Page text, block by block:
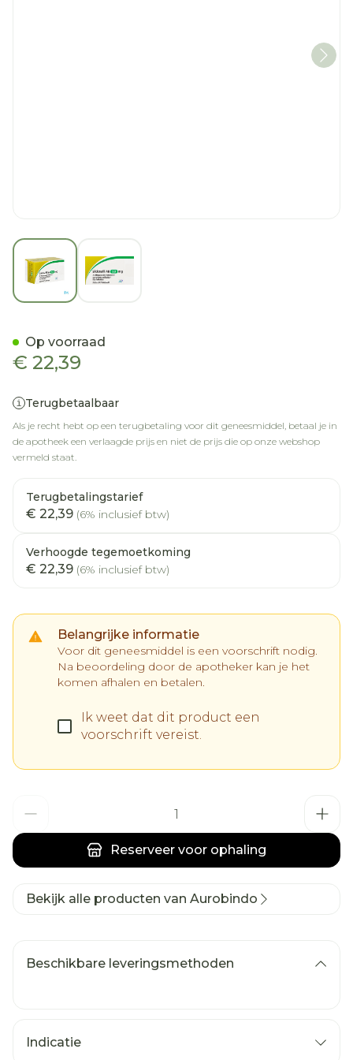
View larger image
€ 22,39
Terugbetaalbaar
Als je recht hebt op een terugbetaling voor dit geneesmiddel, betaal je in
de apotheek een verlaagde prijs en niet de prijs die op onze webshop
vermeld staat.
Terugbetalingstarief
€ 22,39 (6% inclusief btw)
Verhoogde tegemoetkoming
€ 22,39 (6% inclusief btw)
Belangrijke informatie
Voor dit geneesmiddel is een voorschrift nodig.
Na beoordeling door de apotheker kan je het
komen afhalen en betalen.
Ik weet dat dit product een
voorschrift vereist.
Reserveer voor ophaling
Op voorraad
Bekijk alle producten van Aurobindo
Beschikbare leveringsmethoden
Indicatie